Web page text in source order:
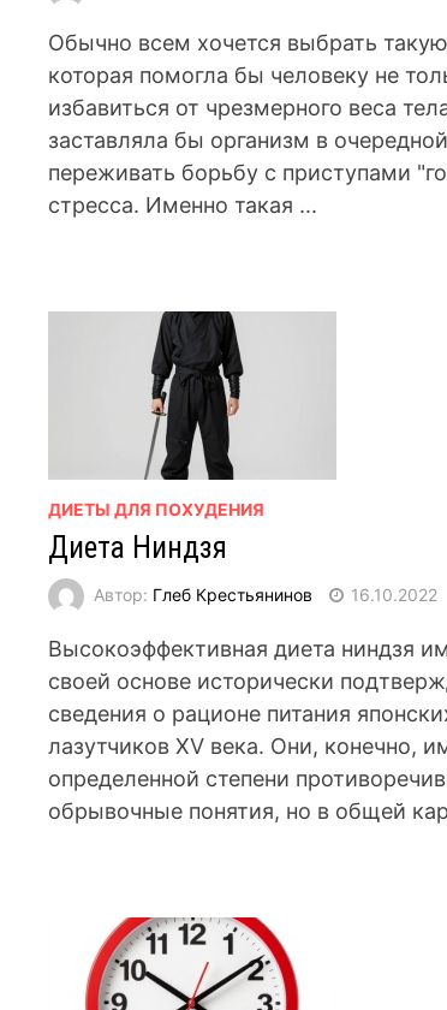
Обычно всем хочется выбрать
которая помогла бы человеку не
избавиться от чрезмерного веса
заставляла бы организм в
переживать борьбу с приступами
стресса. Именно такая ...
ДИЕТЫ ДЛЯ ПОХУДЕНИЯ
Диета Ниндзя
Автор: Глеб Крестьянинов 16.10.2022
Высокоэффективная диета ниндзя
своей основе исторически
сведения о рационе питания
лазутчиков XV века. Они, конечно,
определенной степени
обрывочные понятия, но в общей